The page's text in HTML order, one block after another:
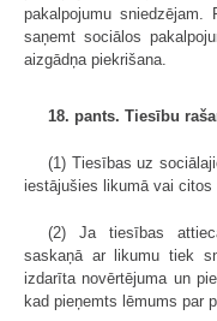
pakalpojumu sniedzējam.
saņemt sociālos
aizgādņa piekrišana.
18. pants. Tiesību
(1) Tiesības uz
iestājušies likumā vai
(2) Ja tiesības
saskaņā ar likumu tiek
izdarīta novērtējuma un
kad pieņemts lēmums par